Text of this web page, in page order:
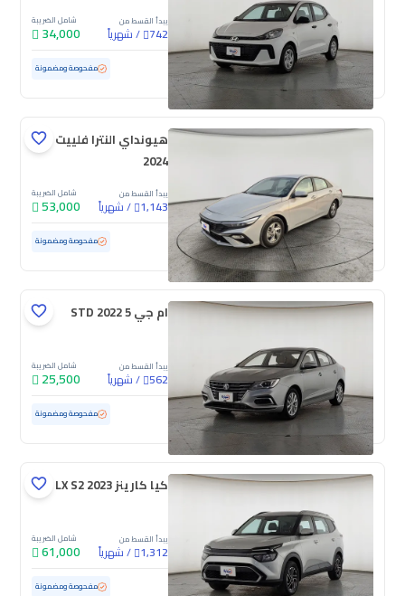
يبدأ القسط من
742
/شهرياً
شامل الضريبة
34,000
مستعملة 81,682 كم مفحوصة ومضمونة
هيونداي النترا فلييت
2024
يبدأ القسط من
1,143
/شهرياً
شامل الضريبة
53,000
مستعملة 103,358 كم مفحوصة ومضمونة
ام جي 5 STD 2022
يبدأ القسط من
562
/شهرياً
شامل الضريبة
25,500
مستعملة 65,094 كم مفحوصة ومضمونة
كيا كارينز LX S2 2023
يبدأ القسط من
1,312
/شهرياً
شامل الضريبة
61,000
مستعملة 128,009 كم مفحوصة ومضمونة